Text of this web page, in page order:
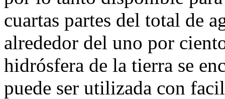
cuartas partes del total de
alrededor del uno por
hidrósfera de la tierra se
puede ser utilizada con